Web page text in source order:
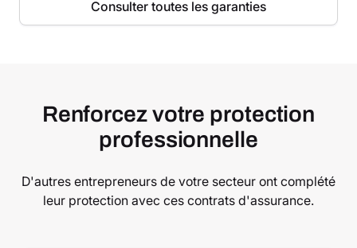
Consulter toutes les garanties
Renforcez votre protection
professionnelle
D'autres entrepreneurs de votre secteur ont complété
leur protection avec ces contrats d'assurance.